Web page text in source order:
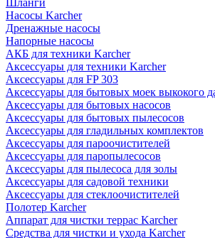
Шланги
Насосы Karcher
Дренажные насосы
Напорные насосы
АКБ для техники Karcher
Аксессуары для техники Karcher
Аксессуары для FP 303
Аксессуары для бытовых моек выкокого
Аксессуары для бытовых насосов
Аксессуары для бытовых пылесосов
Аксессуары для гладильных комплектов
Аксессуары для пароочистителей
Аксессуары для паропылесосов
Аксессуары для пылесоса для золы
Аксессуары для садовой техники
Аксессуары для стеклоочистителей
Полотер Karcher
Аппарат для чистки террас Karcher
Средства для чистки и ухода Karcher